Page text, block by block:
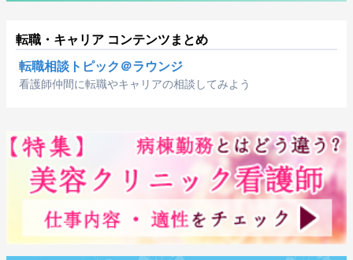
転職・キャリア コンテンツまとめ
転職相談トピック＠ラウンジ
看護師仲間に転職やキャリアの相談してみよう